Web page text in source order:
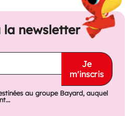
newsletter
Je
m'inscris
au groupe Bayard, auquel